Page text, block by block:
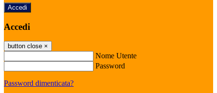
Accedi
Accedi
button close ×
Nome Utente
Password
Password dimenticata?